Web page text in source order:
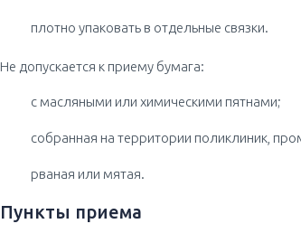
плотно упаковать в отдельные связки.
Не допускается к приему бумага:
с масляными или химическими пятнами;
собранная на территории поликлиник,
рваная или мятая.
Пункты приема